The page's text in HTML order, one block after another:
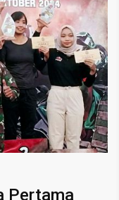
Pertama